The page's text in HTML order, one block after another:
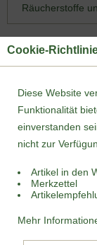
Räucherstoffe
Filtern
Brauner Hojari
Cookie-
Diese Website
Funktionalität
einverstanden
nicht zur
Artikel in den
Merkzettel
Mehr